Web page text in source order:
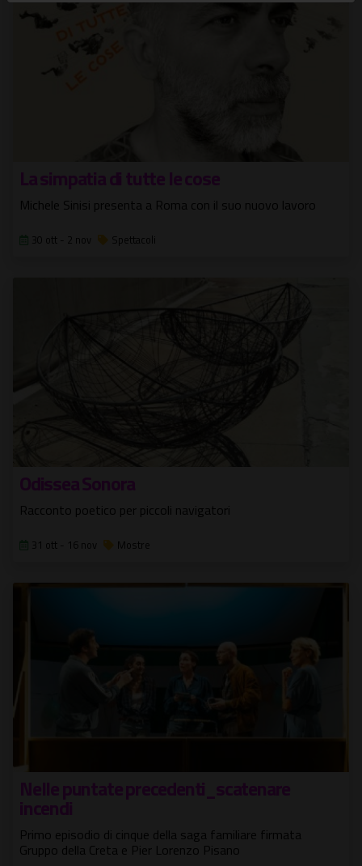
La simpatia di tutte le cose
Michele Sinisi presenta a Roma con il suo nuovo lavoro
30 ott - 2 nov Spettacoli
Odissea Sonora
Racconto poetico per piccoli navigatori
31 ott - 16 nov Mostre
Nelle puntate precedenti_scatenare
incendi
Primo episodio di cinque della saga familiare firmata
Gruppo della Creta e Pier Lorenzo Pisano